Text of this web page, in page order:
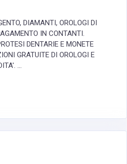
DIAMANTI, OROLOGI DI
IN CONTANTI.
DENTARIE E MONETE
GRATUITE DI OROLOGI E
...